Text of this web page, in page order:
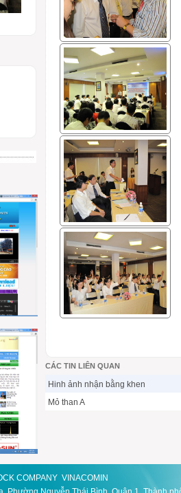
CÁC TIN LIÊN QUAN
Hinh ảnh nhận bằng khen
Mỏ than A
COMPANY VINACOMIN